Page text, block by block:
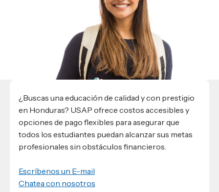
Escuela de Ciencias de la Comunicación
Escuela de Ciencias de la Salud
Escuela de Arquitectura
Ver toda la oferta académica
Escuela deNegocios
admisiones@usap.edu
+504 2561-8727
Ave. Circunvalación, San Pedro Sula,
Honduras, C.A.
Lifelong Learning University
Responsabilidad social y sostenibilidad
Empleabilidad
¿Que es USAP+?
RECURSOS
Guía de Servicios Académicos y Administrativos
Manual M365
Manual Moddle
Experiencias de alumnos
internacionales
Conocé experiencias
Evento
USAP integra RediEShn
Leer artículo
¿Buscas una educación de calidad y con prestigio
en Honduras? USAP ofrece costos accesibles y
opciones de pago flexibles para asegurar que
todos los estudiantes puedan alcanzar sus metas
profesionales sin obstáculos financieros.
Escríbenos un E-mail
Chatea con nosotros